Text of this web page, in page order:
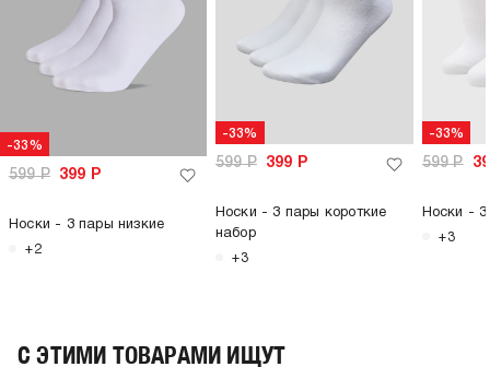
-33%
599Р 399 Р
Носки - 3 пары низкие
+2
-33%
599Р 399 Р
Носки - 3 пары короткие
набор
+3
-33%
599Р
Носки - 3
+3
C ЭТИМИ ТОВАРАМИ ИЩУТ